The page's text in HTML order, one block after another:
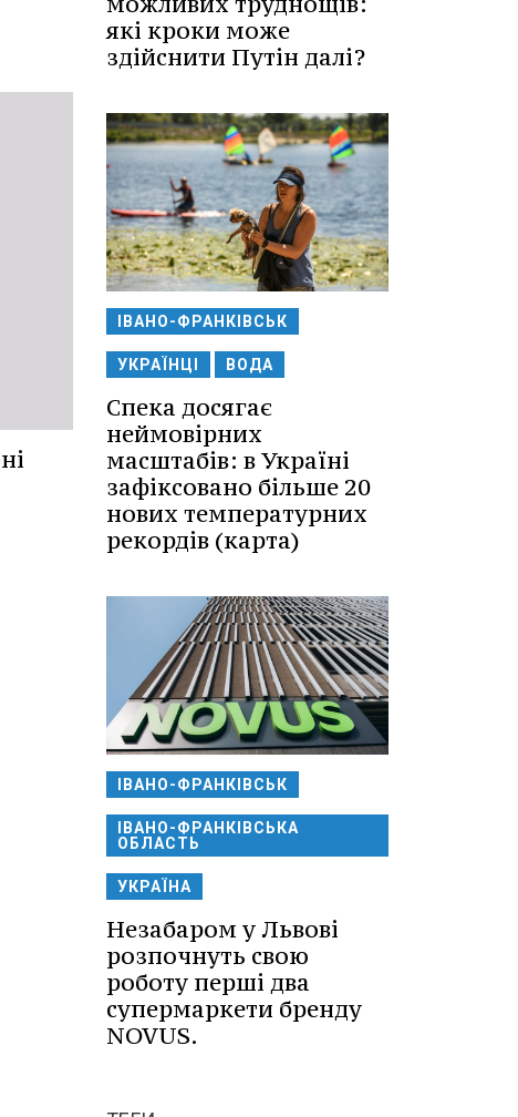
які кроки може
здійснити Путін далі?
ІВАНО-ФРАНКІВСЬК
УКРАЇНЦІ ВОДА
Спека досягає
неймовірних
масштабів: в Україні
зафіксовано більше 20
нових температурних
рекордів (карта)
ІВАНО-ФРАНКІВСЬК
ІВАНО-ФРАНКІВСЬКА
ОБЛАСТЬ
УКРАЇНА
Незабаром у Львові
розпочнуть свою
роботу перші два
супермаркети бренду
NOVUS.